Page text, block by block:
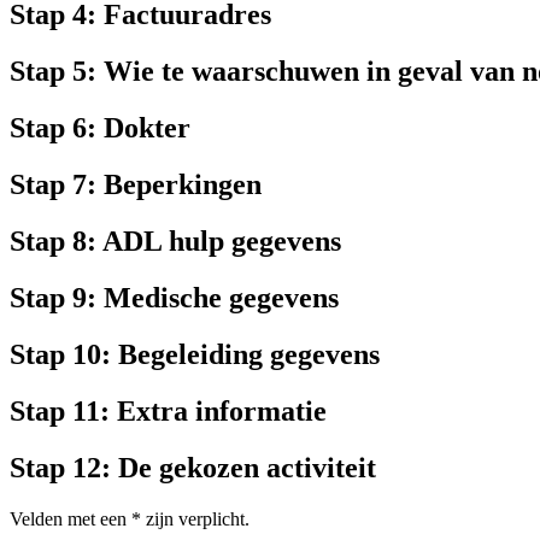
Stap 4: Factuuradres
Stap 5: Wie te waarschuwen in geval van
Stap 6: Dokter
Stap 7: Beperkingen
Stap 8: ADL hulp gegevens
Stap 9: Medische gegevens
Stap 10: Begeleiding gegevens
Stap 11: Extra informatie
Stap 12: De gekozen activiteit
Velden met een * zijn verplicht.